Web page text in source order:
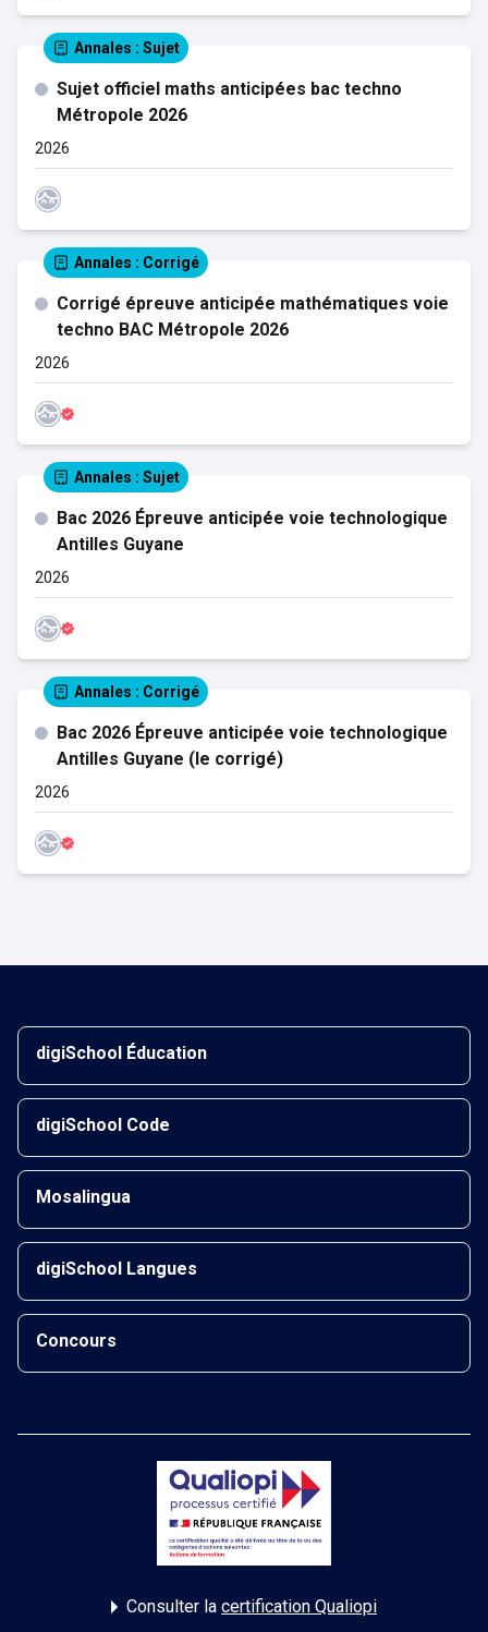
Annales : Sujet
Sujet officiel maths anticipées bac techno
Métropole 2026
2026
Annales : Corrigé
Corrigé épreuve anticipée mathématiques voie
techno BAC Métropole 2026
2026
Annales : Sujet
Bac 2026 Épreuve anticipée voie technologique
Antilles Guyane
2026
Annales : Corrigé
Bac 2026 Épreuve anticipée voie technologique
Antilles Guyane (le corrigé)
2026
digiSchool Éducation
digiSchool Code
Mosalingua
digiSchool Langues
Concours
Consulter la certification Qualiopi